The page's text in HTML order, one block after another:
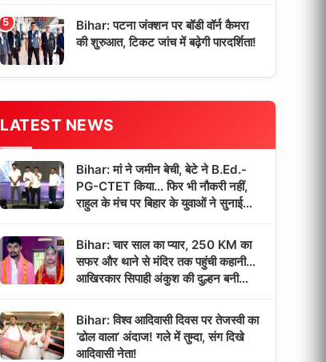
5
Bihar: पटना जंक्शन पर बॉडी वॉर्न कैमरा
की शुरुआत, टिकट जांच में बढ़ेगी पारदर्शिता!
LATEST NEWS
Bihar: मां ने जमीन बेची, बेटे ने B.Ed.-
PG-CTET किया… फिर भी नौकरी नहीं,
राहुल के मंच पर बिहार के युवाओं ने सुनाई
Bihar: चार साल का प्यार, 250 KM का
सफर और थाने से मंदिर तक पहुंची कहानी…
आखिरकार सिपाही अंकुश की दुल्हन बनी
Bihar: विश्व आदिवासी दिवस पर तेजस्वी का
‘ढोल वाला’ अंदाज! गले में तुम्दा, संग दिखे
आदिवासी नेता!